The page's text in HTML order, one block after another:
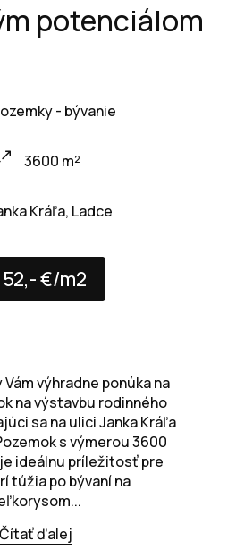
potenciálom
- bývanie
3600 m²
Kráľa, Ladce
52,- €/m2
Vám výhradne ponúka na
na výstavbu rodinného
sa na ulici Janka Kráľa
s výmerou 3600
ideálnu príležitosť pre
túžia po bývaní na
Čítať ďalej